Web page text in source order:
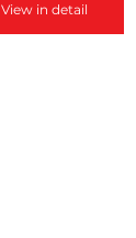
View in detail